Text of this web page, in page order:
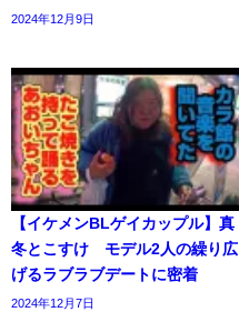
2024年12月9日
【イケメンBLゲイカップル】真
冬とこすけ モデル2人の繰り広
げるラブラブデートに密着
2024年12月7日